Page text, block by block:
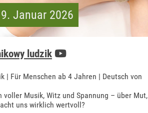
Januar 2026
ludzik
| Für Menschen ab 4 Jahren | Deutsch von
Musik, Witz und Spannung – über Mut,
uns wirklich wertvoll?